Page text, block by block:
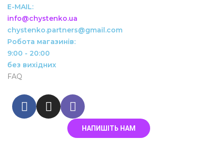
info@chystenko.ua
chystenko.partners@gmail.com
Робота магазинів:
9:00 - 20:00
без вихідних
FAQ
НАПИШІТЬ НАМ